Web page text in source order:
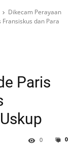
Dikecam Perayaan
dan Para
Paris
0
0